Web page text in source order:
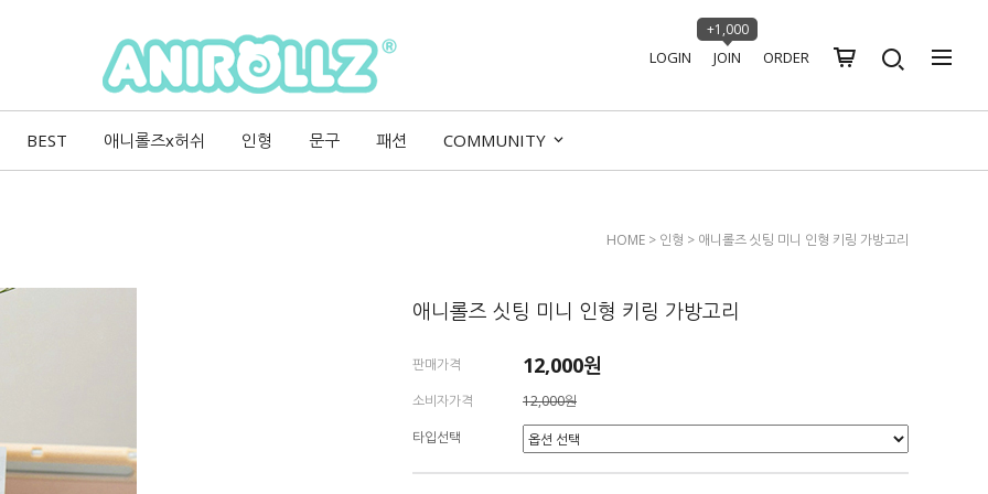
LOGIN JOIN
+1,000
ORDER
BEST 애니롤즈x허쉬 인형 문구 패션 COMMUNITY
HOME > 인형 > 애니롤즈 싯팅 미니 인형 키링 가방고리
애니롤즈 싯팅 미니 인형 키링 가방고리
판매가격 12,000원
소비자가격
12,000원
타입선택